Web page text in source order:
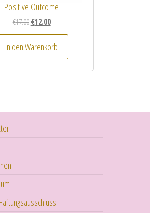
Positive Outcome
€17.00 Ursprünglicher Preis war: €17.00
€12.00Aktueller Preis ist: €12.00.
In den Warenkorb